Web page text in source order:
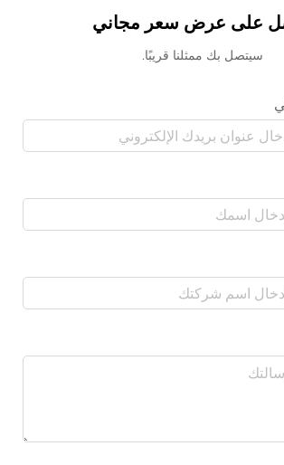
على عرض سعر مجاني
سيتصل بك ممثلنا قريبًا.